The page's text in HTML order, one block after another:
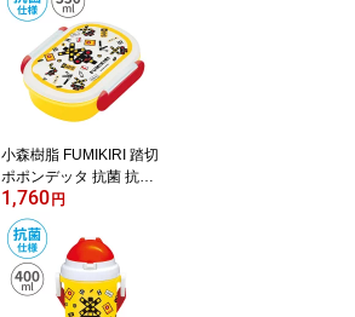
小森樹脂 FUMIKIRI 踏切
ポポンデッタ 抗菌 抗菌
ランチボックス350ml お
弁当箱 お弁当 おべんと
うばこ おべんとう 電子
レンジ対応 食洗機対応
キッズ ジュニア 子ども
保育園 幼稚園 学校 入園
1,760 円